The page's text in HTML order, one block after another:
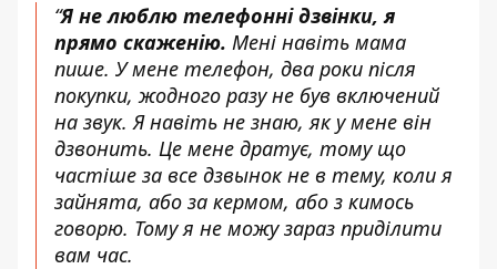
“Я не люблю телефонні дзвінки, я
прямо скаженію. Мені навіть мама
пише. У мене телефон, два роки після
покупки, жодного разу не був включений
на звук. Я навіть не знаю, як у мене він
дзвонить. Це мене дратує, тому що
частіше за все дзвынок не в тему, коли я
зайнята, або за кермом, або з кимось
говорю. Тому я не можу зараз приділити
вам час.